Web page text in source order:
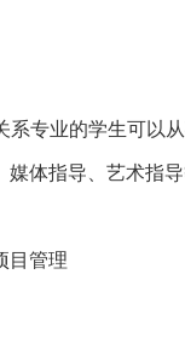
专业的学生可以从
体指导、艺术指导
目管理